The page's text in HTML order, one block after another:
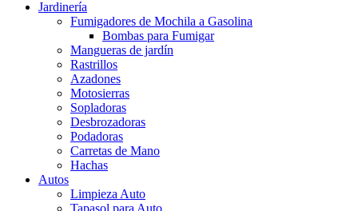
Jardinería
Fumigadores de Mochila a Gasolina
Bombas para Fumigar
Mangueras de jardín
Rastrillos
Azadones
Motosierras
Sopladoras
Desbrozadoras
Podadoras
Carretas de Mano
Hachas
Autos
Limpieza Auto